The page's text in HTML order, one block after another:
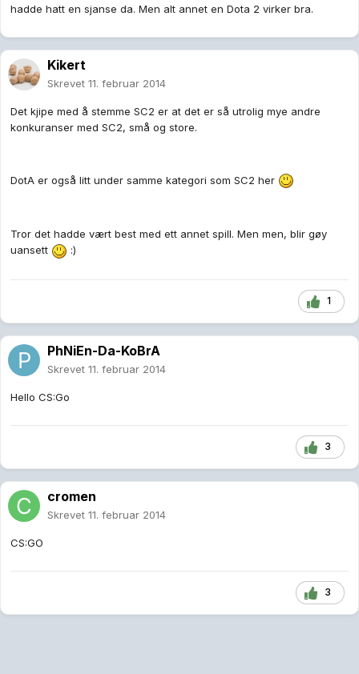
hadde hatt en sjanse da. Men alt annet en Dota 2 virker bra.
Kikert
Skrevet 11. februar 2014
Det kjipe med å stemme SC2 er at det er så utrolig mye andre
konkuranser med SC2, små og store.
DotA er også litt under samme kategori som SC2 her
Tror det hadde vært best med ett annet spill. Men men, blir gøy
uansett
:)
1
PhNiEn-Da-KoBrA
Skrevet 11. februar 2014
Hello CS:Go
3
cromen
Skrevet 11. februar 2014
CS:GO
3